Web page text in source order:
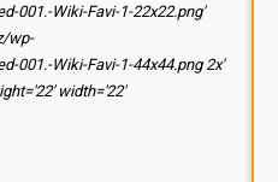
001.-Wiki-Favi-1-22x22.png'
wp-
001.-Wiki-Favi-1-44x44.png 2x'
width='22'